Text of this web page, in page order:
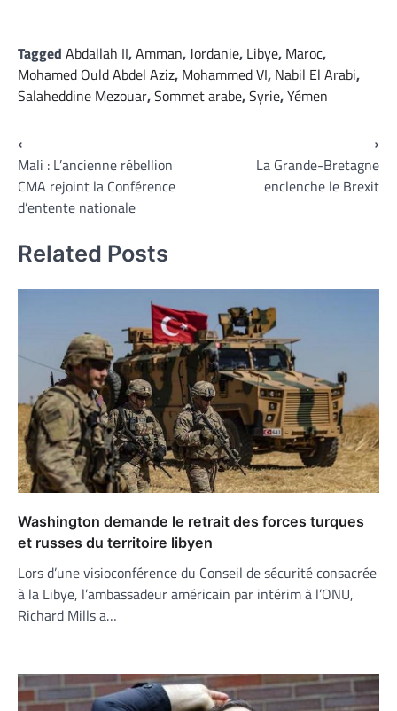
Tagged Abdallah II,Amman, Jordanie, Libye, Maroc,
Mohamed Ould Abdel Aziz, Mohammed VI, Nabil El Arabi,
Salaheddine Mezouar,Sommet arabe,Syrie,Yémen
Navigation
de
l’article
⟵
Mali : L’ancienne rébellion
CMA rejoint la Conférence
d’entente nationale
La Grande-Bretagne
enclenche le Brexit
⟶
Related Posts
Washington demande le retrait des forces turques
et russes du territoire libyen
Lors d’une visioconférence du Conseil de sécurité consacrée
à la Libye, l’ambassadeur américain par intérim à l’ONU,
Richard Mills a…